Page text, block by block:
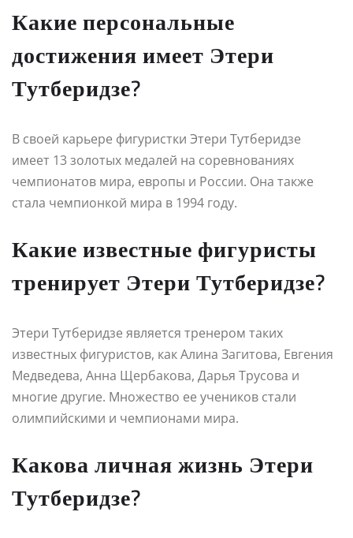
Какие персональные
достижения имеет Этери
Тутберидзе?
В своей карьере фигуристки Этери Тутберидзе
имеет 13 золотых медалей на соревнованиях
чемпионатов мира, европы и России. Она также
стала чемпионкой мира в 1994 году.
Какие известные фигуристы
тренирует Этери Тутберидзе?
Этери Тутберидзе является тренером таких
известных фигуристов, как Алина Загитова, Евгения
Медведева, Анна Щербакова, Дарья Трусова и
многие другие. Множество ее учеников стали
олимпийскими и чемпионами мира.
Какова личная жизнь Этери
Тутберидзе?